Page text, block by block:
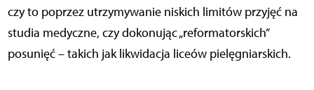
czy to poprzez utrzymywanie niskich limitów przyjęć na
studia medyczne, czy dokonując „reformatorskich”
posunięć – takich jak likwidacja liceów pielęgniarskich.